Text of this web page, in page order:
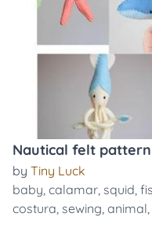
Nautical felt
by Tiny Luck
baby, calamar, squid,
costura, sewing, animal,